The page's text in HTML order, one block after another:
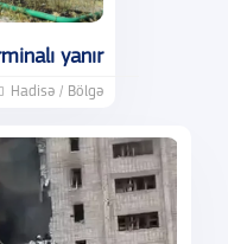
yanır
Hadisə / Bölgə